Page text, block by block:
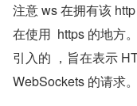
注意 ws 在拥有该
在使用  https 的地方
引入的 ，旨在表示
WebSockets 的请求。